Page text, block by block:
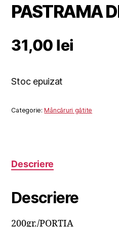
PASTRAMA
31,00 lei
Stoc epuizat
Categorie:Mâncăruri gătite
Descriere
Descriere
200gr./PORTIA